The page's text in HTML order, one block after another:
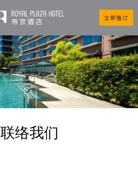
立即预订
联络我们